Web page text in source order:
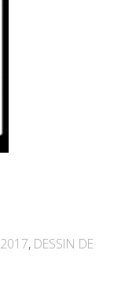
, DESSIN DE